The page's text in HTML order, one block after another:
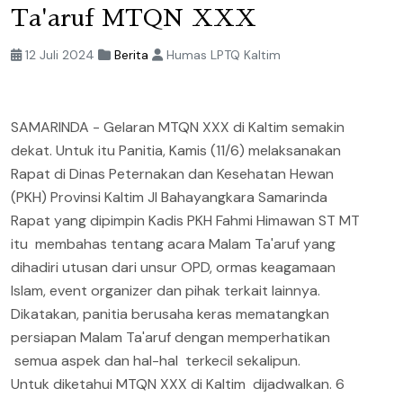
Ta'aruf MTQN XXX
12 Juli 2024 Berita Humas LPTQ Kaltim
SAMARINDA - Gelaran MTQN XXX di Kaltim semakin
dekat. Untuk itu Panitia, Kamis (11/6) melaksanakan
Rapat di Dinas Peternakan dan Kesehatan Hewan
(PKH) Provinsi Kaltim Jl Bahayangkara Samarinda
Rapat yang dipimpin Kadis PKH Fahmi Himawan ST MT
itu membahas tentang acara Malam Ta'aruf yang
dihadiri utusan dari unsur OPD, ormas keagamaan
Islam, event organizer dan pihak terkait lainnya.
Dikatakan, panitia berusaha keras mematangkan
persiapan Malam Ta'aruf dengan memperhatikan
semua aspek dan hal-hal terkecil sekalipun.
Untuk diketahui MTQN XXX di Kaltim dijadwalkan. 6